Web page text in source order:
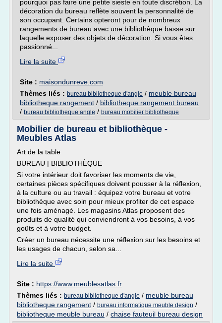
pourquoi pas faire une petite sieste en toute discrétion. La
décoration du bureau reflète souvent la personnalité de
son occupant. Certains opteront pour de nombreux
rangements de bureau avec une bibliothèque basse sur
laquelle exposer des objets de décoration. Si vous êtes
passionné...
Lire la suite
Site : maisondunreve.com
Thèmes liés : bureau bibliotheque d'angle / meuble bureau
bibliotheque rangement / bibliotheque rangement bureau
/ bureau bibliotheque angle / bureau mobilier bibliotheque
Mobilier de bureau et bibliothèque -
Meubles Atlas
Art de la table
BUREAU | BIBLIOTHÈQUE
Si votre intérieur doit favoriser les moments de vie,
certaines pièces spécifiques doivent pousser à la réflexion,
à la culture ou au travail : équipez votre bureau et votre
bibliothèque avec soin pour mieux profiter de cet espace
une fois aménagé. Les magasins Atlas proposent des
produits de qualité qui conviendront à vos besoins, à vos
goûts et à votre budget.
Créer un bureau nécessite une réflexion sur les besoins et
les usages de chacun, selon sa...
Lire la suite
Site : https://www.meublesatlas.fr
Thèmes liés : bureau bibliotheque d'angle / meuble bureau
bibliotheque rangement / bureau informatique meuble design /
bibliotheque meuble bureau / chaise fauteuil bureau design